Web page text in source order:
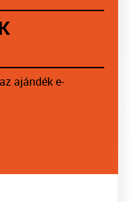
ajándék e-